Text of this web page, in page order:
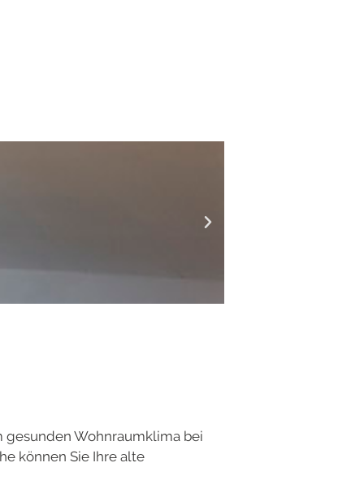
gesunden Wohnraumklima bei
können Sie Ihre alte